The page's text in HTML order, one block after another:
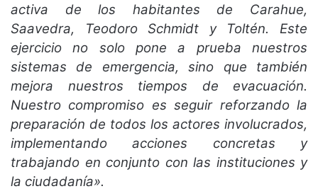
activa de los habitantes de Carahue,
Saavedra, Teodoro Schmidt y Toltén. Este
ejercicio no solo pone a prueba nuestros
sistemas de emergencia, sino que también
mejora nuestros tiempos de evacuación.
Nuestro compromiso es seguir reforzando la
preparación de todos los actores involucrados,
implementando acciones concretas y
trabajando en conjunto con las instituciones y
la ciudadanía».